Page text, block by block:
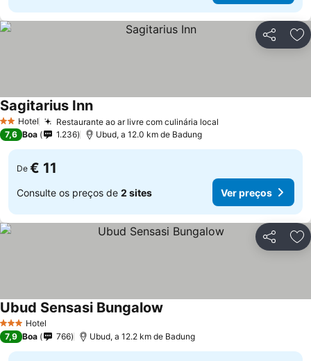
Partilhar
2 Estrelas
Hotel Restaurante ao ar livre com culinária local
Sagitarius InnVer preços
7,6 Boa 1.236 Ubud, a 12.0 km de Badung
De € 11
Consulte os preços de 2 sites Ver preços
Partilhar
3 EstrelasHotel
Ubud Sensasi Bungalow
7,9 Boa 766 Ubud, a 12.2 km de Badung